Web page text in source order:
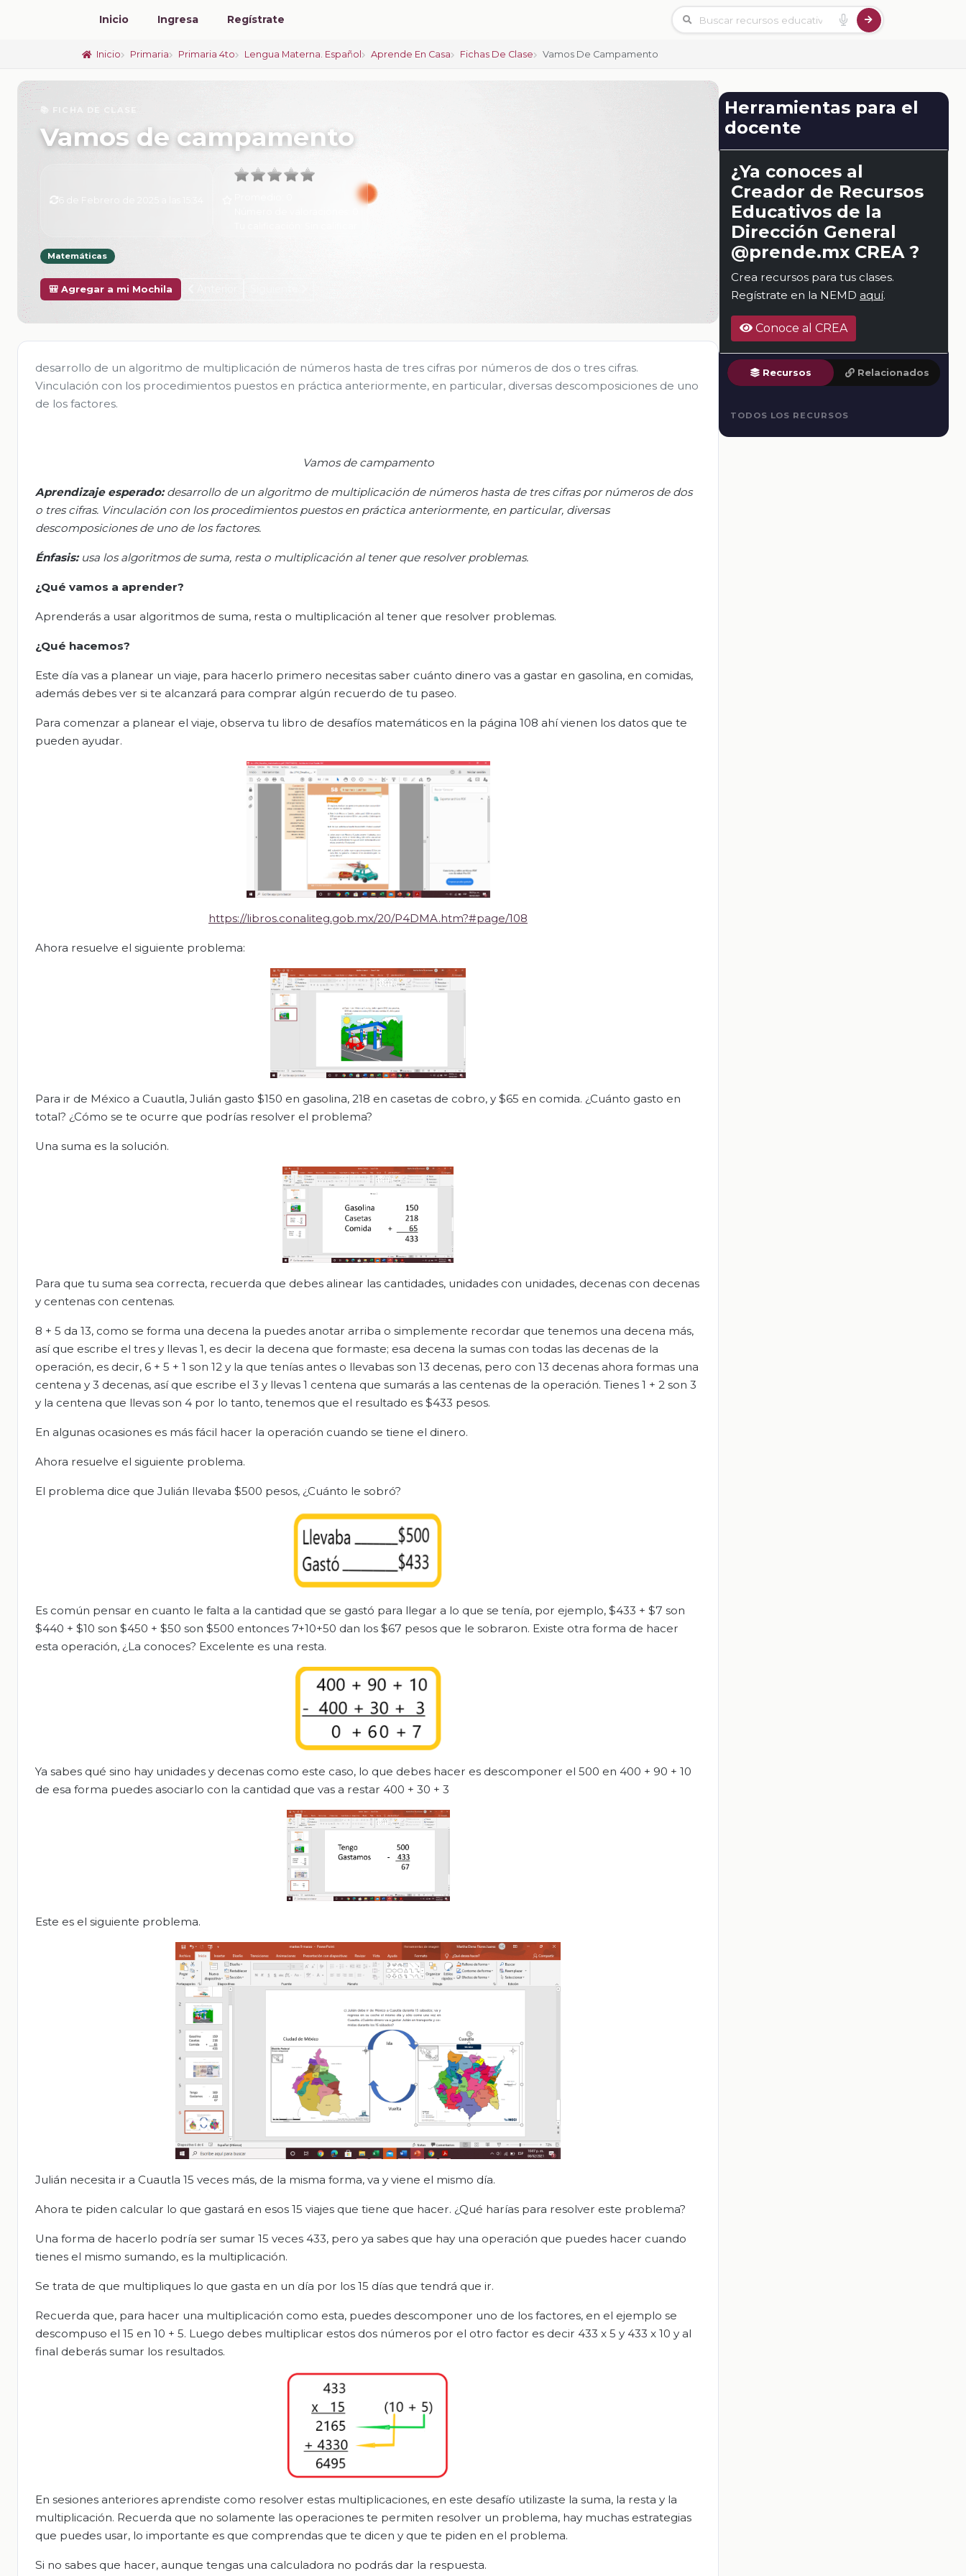
Inicio Ingresa Regístrate
Inicio Primaria Primaria 4to Lengua Materna. Español Aprende En Casa Fichas De Clase Vamos De Campamento
📚 FICHA DE CLASE
Vamos de campamento
Matemáticas
🎒 Agregar a mi Mochila
desarrollo de un algoritmo de multiplicación de números hasta de tres cifras por números de dos o tres cifras.
Vinculación con los procedimientos puestos en práctica anteriormente, en particular, diversas descomposiciones de uno
de los factores.
Vamos de campamento
Aprendizaje esperado:desarrollo de un algoritmo de multiplicación de números hasta de tres cifras por números de dos
o tres cifras. Vinculación con los procedimientos puestos en práctica anteriormente, en particular, diversas
descomposiciones de uno de los factores.
Énfasis: usa los algoritmos de suma, resta o multiplicación al tener que resolver problemas.
¿Qué vamos a aprender?
Aprenderás a usar algoritmos de suma, resta o multiplicación al tener que resolver problemas.
¿Qué hacemos?
Este día vas a planear un viaje, para hacerlo primero necesitas saber cuánto dinero vas a gastar en gasolina, en comidas,
además debes ver si te alcanzará para comprar algún recuerdo de tu paseo.
Para comenzar a planear el viaje, observa tu libro de desafíos matemáticos en la página 108 ahí vienen los datos que te
pueden ayudar.
https://libros.conaliteg.gob.mx/20/P4DMA.htm?#page/108
Ahora resuelve el siguiente problema:
Para ir de México a Cuautla, Julián gasto $150 en gasolina, 218 en casetas de cobro, y $65 en comida. ¿Cuánto gasto en
total? ¿Cómo se te ocurre que podrías resolver el problema?
Una suma es la solución.
Para que tu suma sea correcta, recuerda que debes alinear las cantidades, unidades con unidades, decenas con decenas
y centenas con centenas.
8 + 5 da 13, como se forma una decena la puedes anotar arriba o simplemente recordar que tenemos una decena más,
así que escribe el tres y llevas 1, es decir la decena que formaste; esa decena la sumas con todas las decenas de la
operación, es decir, 6 + 5 + 1 son 12 y la que tenías antes o llevabas son 13 decenas, pero con 13 decenas ahora formas una
centena y 3 decenas, así que escribe el 3 y llevas 1 centena que sumarás a las centenas de la operación. Tienes 1 + 2 son 3
y la centena que llevas son 4 por lo tanto, tenemos que el resultado es $433 pesos.
En algunas ocasiones es más fácil hacer la operación cuando se tiene el dinero.
Ahora resuelve el siguiente problema.
El problema dice que Julián llevaba $500 pesos, ¿Cuánto le sobró?
Es común pensar en cuanto le falta a la cantidad que se gastó para llegar a lo que se tenía, por ejemplo, $433 + $7 son
$440 + $10 son $450 + $50 son $500 entonces 7+10+50 dan los $67 pesos que le sobraron. Existe otra forma de hacer
esta operación, ¿La conoces? Excelente es una resta.
Ya sabes qué sino hay unidades y decenas como este caso, lo que debes hacer es descomponer el 500 en 400 + 90 + 10
de esa forma puedes asociarlo con la cantidad que vas a restar 400 + 30 + 3
Este es el siguiente problema.
Julián necesita ir a Cuautla 15 veces más, de la misma forma, va y viene el mismo día.
Ahora te piden calcular lo que gastará en esos 15 viajes que tiene que hacer. ¿Qué harías para resolver este problema?
Una forma de hacerlo podría ser sumar 15 veces 433, pero ya sabes que hay una operación que puedes hacer cuando
tienes el mismo sumando, es la multiplicación.
Se trata de que multipliques lo que gasta en un día por los 15 días que tendrá que ir.
Recuerda que, para hacer una multiplicación como esta, puedes descomponer uno de los factores, en el ejemplo se
descompuso el 15 en 10 + 5. Luego debes multiplicar estos dos números por el otro factor es decir 433 x 5 y 433 x 10 y al
final deberás sumar los resultados.
En sesiones anteriores aprendiste como resolver estas multiplicaciones, en este desafío utilizaste la suma, la resta y la
multiplicación. Recuerda que no solamente las operaciones te permiten resolver un problema, hay muchas estrategias
que puedes usar, lo importante es que comprendas que te dicen y que te piden en el problema.
Si no sabes que hacer, aunque tengas una calculadora no podrás dar la respuesta.
Herramientas para el
docente
¿Ya conoces al
Creador de Recursos
Educativos de la
Dirección General
@prende.mx CREA ?
Crea recursos para tus clases.
Regístrate en la NEMD aquí.
Conoce al CREA
Recursos Relacionados
TODOS LOS RECURSOS